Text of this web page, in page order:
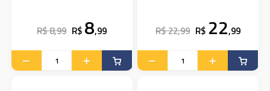
R$ 8,99 R$ 8,99 R$ 22,99 R$ 22,99